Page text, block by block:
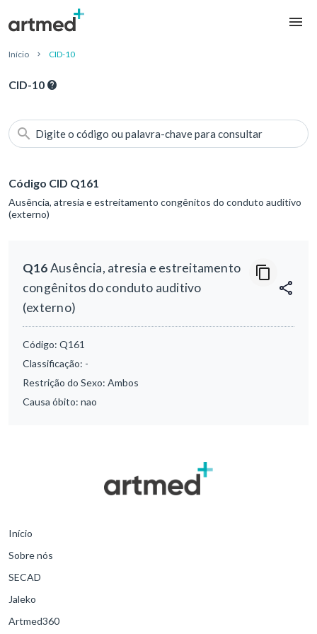
Início CID-10
CID-10
Digite o código ou palavra-chave para consultar
Código CID Q161
Ausência, atresia e estreitamento congênitos do conduto auditivo
(externo)
Q16Ausência, atresia e estreitamento
congênitos do conduto auditivo
(externo)
Código: Q161
Classificação: -
Restrição do Sexo: Ambos
Causa óbito: nao
Início
Sobre nós
SECAD
Jaleko
Artmed360